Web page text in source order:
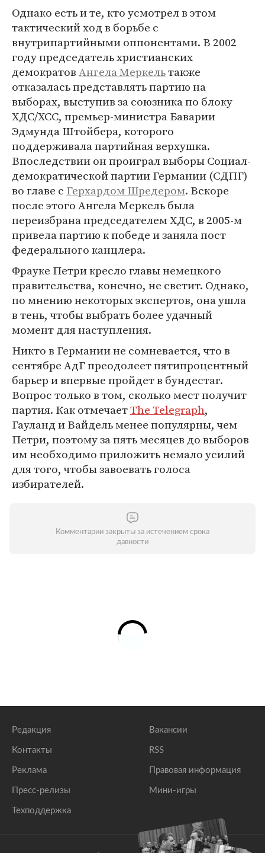
Однако есть и те, кто усмотрел в этом
тактический ход в борьбе с
внутрипартийными оппонентами. В 2002
году председатель христианских
демократовАнгела Меркельтакже
отказалась представлять партию на
выборах, выступив за союзника по блоку
ХДС/ХСС, премьер-министра Баварии
Эдмунда Штойбера, которого
поддерживала партийная верхушка.
Впоследствии он проиграл выборы Социал-
демократической партии Германии (СДПГ)
во главе с Герхардом Шредером. Вскоре
после этого Ангела Меркель была
переизбрана председателем ХДС, в 2005-м
привела партию к победе и заняла пост
федерального канцлера.
Фрауке Петри кресло главы немецкого
правительства, конечно, не светит. Однако,
по мнению некоторых экспертов, она ушла
в тень, чтобы выбрать более удачный
момент для наступления.
Никто в Германии не сомневается, что в
сентябре АдГ преодолеет пятипроцентный
барьер и впервые пройдет в бундестаг.
Вопрос только в том, сколько мест получит
партия. Как отмечаетThe Telegraph,
Гауланд и Вайдель менее популярны, чем
Петри, поэтому за пять месяцев до выборов
им необходимо приложить немало усилий
для того, чтобы завоевать голоса
избирателей.
Комментарии закрыты за истечением срока
давности
Редакция
Контакты
Реклама
Пресс-релизы
Техподдержка
Вакансии
RSS
Правовая информация
Мини-игры